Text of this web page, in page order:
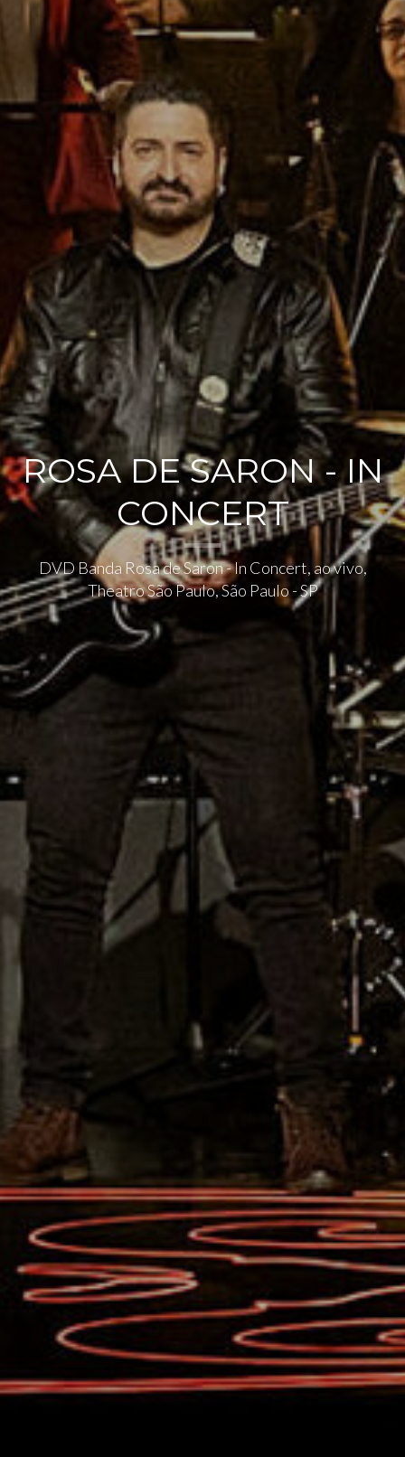
ROSA DE SARON - IN
CONCERT
DVD Banda Rosa de Saron - In Concert, ao vivo,
Theatro São Paulo, São Paulo - SP